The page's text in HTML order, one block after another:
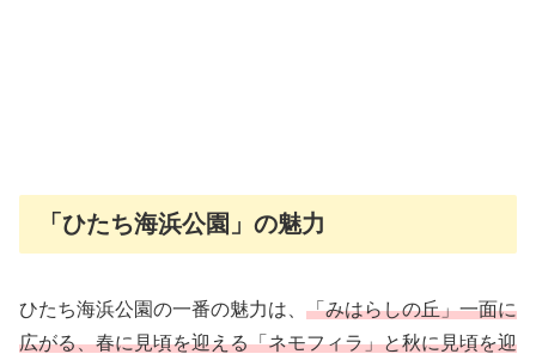
「ひたち海浜公園」の魅力
ひたち海浜公園の一番の魅力は、 「みはらしの丘」一面に
広がる、春に見頃を迎える「ネモフィラ」と秋に見頃を迎